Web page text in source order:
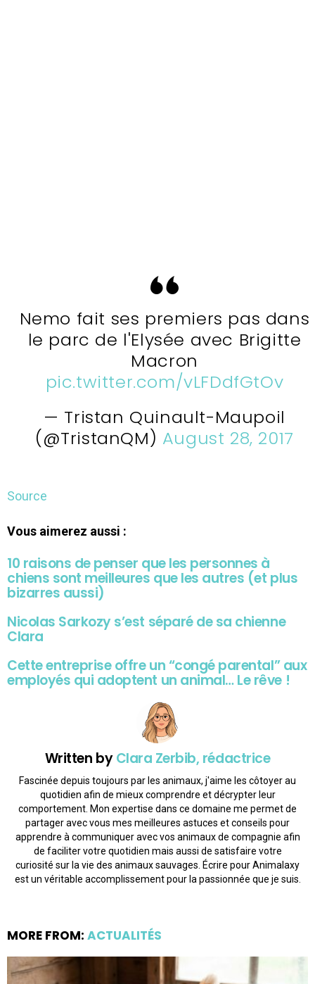
Nemo fait ses premiers pas dans
le parc de l'Elysée avec Brigitte
Macron
pic.twitter.com/vLFDdfGtOv
— Tristan Quinault-Maupoil
(@TristanQM) August 28, 2017
Source
Vous aimerez aussi :
10 raisons de penser que les personnes à
chiens sont meilleures que les autres (et plus
bizarres aussi)
Nicolas Sarkozy s’est séparé de sa chienne
Clara
Cette entreprise offre un “congé parental” aux
employés qui adoptent un animal… Le rêve !
Written byClara Zerbib, rédactrice
Fascinée depuis toujours par les animaux, j'aime les côtoyer au
quotidien afin de mieux comprendre et décrypter leur
comportement. Mon expertise dans ce domaine me permet de
partager avec vous mes meilleures astuces et conseils pour
apprendre à communiquer avec vos animaux de compagnie afin
de faciliter votre quotidien mais aussi de satisfaire votre
curiosité sur la vie des animaux sauvages. Écrire pour Animalaxy
est un véritable accomplissement pour la passionnée que je suis.
MORE FROM: ACTUALITÉS